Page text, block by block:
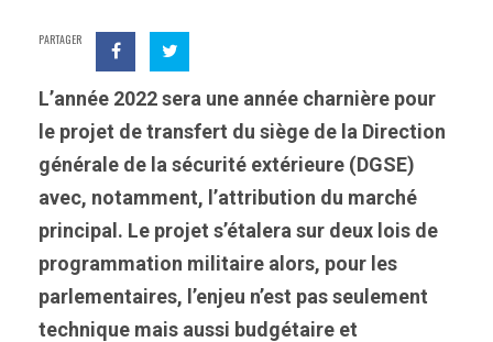
PARTAGER
L’année 2022 sera une année charnière pour
le projet de transfert du siège de la Direction
générale de la sécurité extérieure (DGSE)
avec, notamment, l’attribution du marché
principal. Le projet s’étalera sur deux lois de
programmation militaire alors, pour les
parlementaires, l’enjeu n’est pas seulement
technique mais aussi budgétaire et